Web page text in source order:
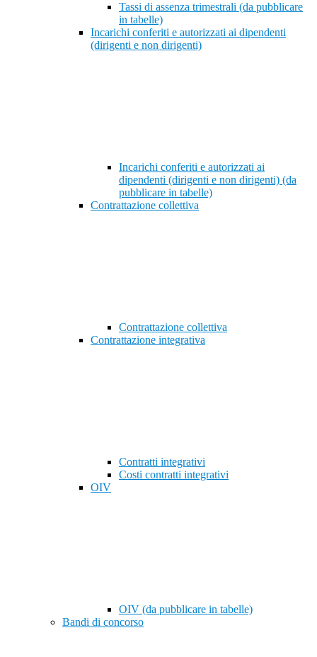
Tassi di assenza trimestrali (da pubblicare
in tabelle)
Incarichi conferiti e autorizzati ai dipendenti
(dirigenti e non dirigenti)
Incarichi conferiti e autorizzati ai
dipendenti (dirigenti e non dirigenti) (da
pubblicare in tabelle)
Contrattazione collettiva
Contrattazione collettiva
Contrattazione integrativa
Contratti integrativi
Costi contratti integrativi
OIV
OIV (da pubblicare in tabelle)
Bandi di concorso